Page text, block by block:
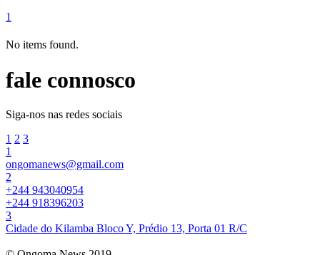
1
No items found.
fale connosco
Siga-nos nas redes sociais
1 2 3
1
ongomanews@gmail.com
2
+244 943040954
+244 918396203
3
Cidade do Kilamba Bloco Y, Prédio 13, Porta 01 R/C